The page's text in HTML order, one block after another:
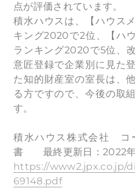
点が評価されています。
積水ハウスは、【ハウス
キング2020で2位、【ハ
ランキング2020で5位、
意匠登録で企業別に見た
た知的財産室の室長は、
る方ですので、今後の取
す。
積水ハウス株式会社 コ
書 最終更新日：2022年
https://www2.jpx.co.jp/
69148.pdf